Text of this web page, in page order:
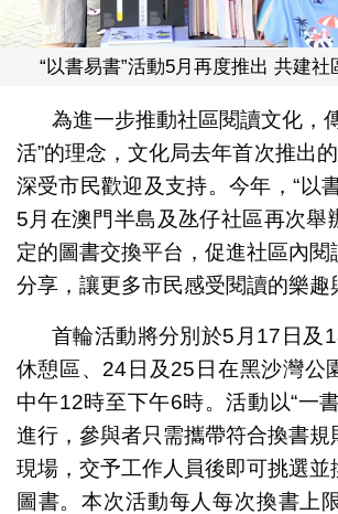
“以書易書”活動5月再度推出 共建社
為進一步推動社區閱讀文化，
活”的理念，文化局去年首次推出
深受市民歡迎及支持。今年，“以
5月在澳門半島及氹仔社區再次舉
定的圖書交換平台，促進社區內閱
分享，讓更多市民感受閱讀的樂趣
首輪活動將分別於5月17日及
休憩區、24日及25日在黑沙灣公
中午12時至下午6時。活動以“一
進行，參與者只需攜帶符合換書規
現場，交予工作人員後即可挑選並
圖書。本次活動每人每次換書上